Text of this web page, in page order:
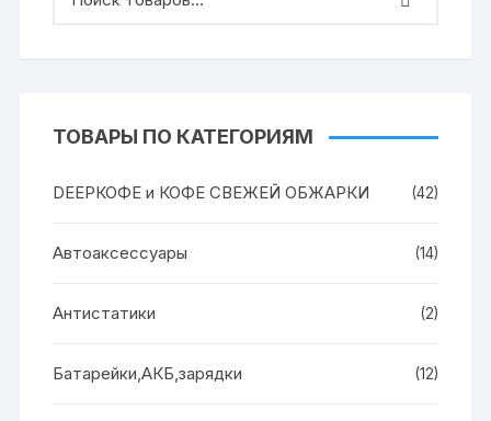
ТОВАРЫ ПО КАТЕГОРИЯМ
DEEPКОФЕ и КОФЕ СВЕЖЕЙ ОБЖАРКИ (42)
Автоаксессуары (14)
Антистатики (2)
Батарейки,АКБ,зарядки (12)